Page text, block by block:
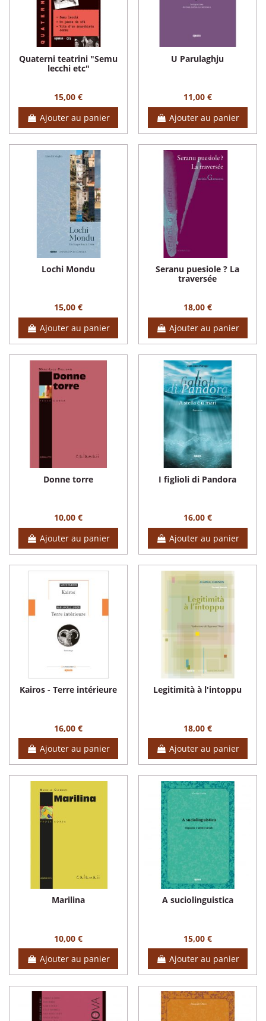
Quaterni teatrini "Semu
lecchi etc"
15,00 €
Ajouter au panier
U Parulaghju
11,00 €
Ajouter au panier
Lochi Mondu
15,00 €
Ajouter au panier
Seranu puesiole ? La
traversée
18,00 €
Ajouter au panier
Donne torre
10,00 €
Ajouter au panier
I figlioli di Pandora
16,00 €
Ajouter au panier
Kairos - Terre intérieure
16,00 €
Ajouter au panier
Legitimità à l'intoppu
18,00 €
Ajouter au panier
Marilina
10,00 €
Ajouter au panier
A suciolinguistica
15,00 €
Ajouter au panier